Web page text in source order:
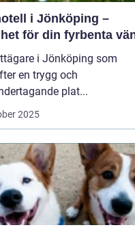
i Jönköping –
för din fyrbenta
i Jönköping som
en trygg och
plat...
2025